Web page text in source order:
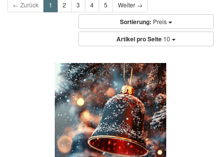
← Zurück 1 2 3 4 5 Weiter →
Sortierung: Preis
Artikel pro Seite 10